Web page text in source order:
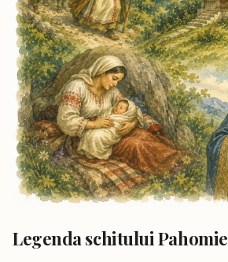
Legenda schitului Pahomie